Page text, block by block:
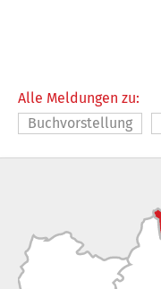
Alle Meldungen zu:
Buchvorstellung